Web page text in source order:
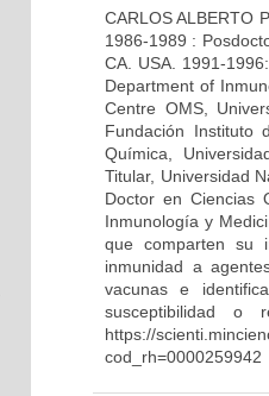
CARLOS ALBERTO
1986-1989 :
CA. USA. 1991-
Department of
Centre OMS,
Fundación Instituto
Química,
Titular, Universidad
Doctor en Ciencias
Inmunología y
que comparten su
inmunidad a
vacunas e
susceptibilidad o
https://
cod_rh=0000259942